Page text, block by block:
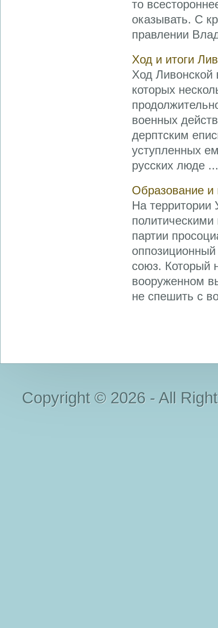
то
оказывать. С
правлении
Ход и итоги
Ход Ливонской
которых
военных
дерптским
уступленных
русских люде ...
Образование и
На
партии
союз. Который
вооруженном
не спешить с
Copyright © 2026 - All